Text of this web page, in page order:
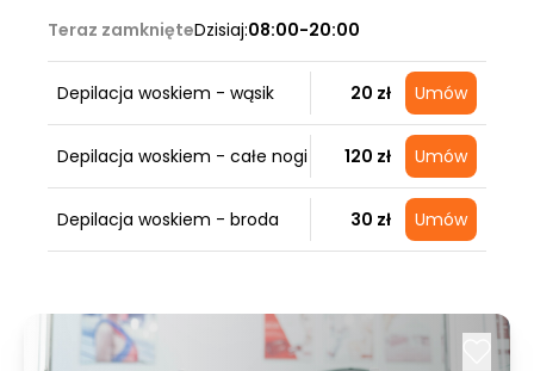
Teraz zamknięteDzisiaj:08:00-20:00
Depilacja woskiem - wąsik 20 zł Umów
Depilacja woskiem - całe nogi 120 zł Umów
Depilacja woskiem - broda 30 zł Umów